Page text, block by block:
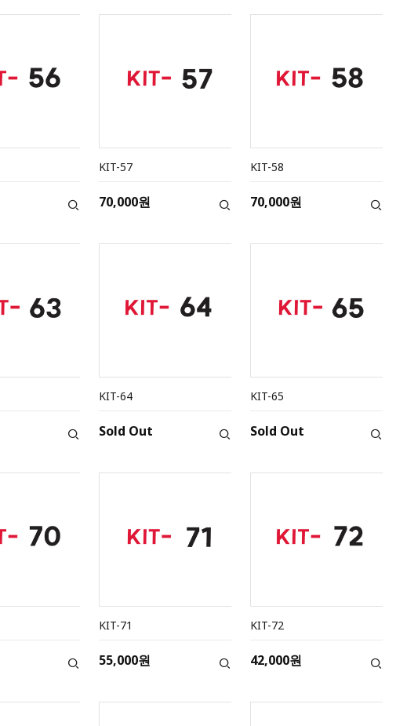
KIT-57
70,000원
KIT-58
70,000원
KIT-64
Sold Out
KIT-65
Sold Out
KIT-71
55,000원
KIT-72
42,000원